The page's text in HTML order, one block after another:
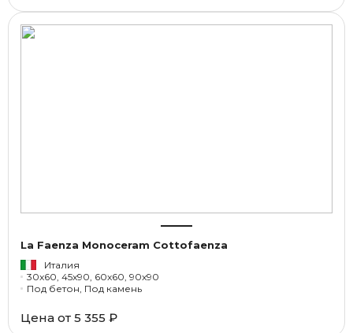
La Faenza Monoceram Cottofaenza
Италия
30x60, 45x90, 60x60, 90x90
Под бетон, Под камень
Цена от 5 355 ₽